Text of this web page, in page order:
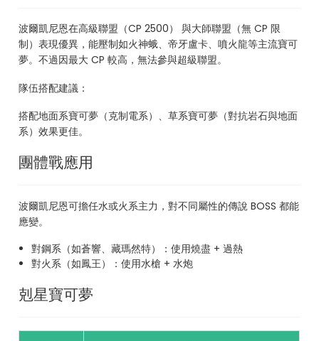
波爾凱尼恩在高級聯盟（CP 2500） 與大師聯盟（無 CP 限
制）表現優異，能壓制如火神蛾、帝牙盧卡、噴火龍等主流寶可
夢。不過因最大 CP 較高，無法參與超級聯盟。
隊伍搭配建議：
搭配地面系寶可夢（克制電系）、草系寶可夢（對抗岩石與地面
系）效果更佳。
團體戰應用
波爾凱尼恩可擔任水或火系主力，對不同屬性的傳說 BOSS 都能
應變。
對鋼系（如蒼響、藏瑪然特）：使用燒盡 + 過熱
對火系（如鳳王）：使用水槍 + 水炮
剋星寶可夢